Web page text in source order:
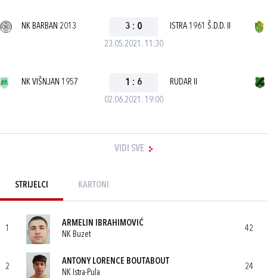
23.05.2021. 11:30
NK BARBAN 2013 3 : 0 ISTRA 1961 Š.D.D. II
02.06.2021. 19:00
NK VIŠNJAN 1957 1 : 6 RUDAR II
VIDI SVE
STRIJELCI KARTONI
1
ARMELIN IBRAHIMOVIĆ
NK Buzet
42
2
ANTONY LORENCE BOUTABOUT
NK Istra-Pula
24